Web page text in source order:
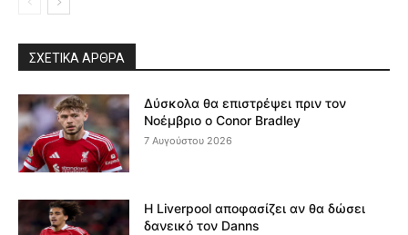
ΣΧΕΤΙΚΆ ΆΡΘΡΑ
Δύσκολα θα επιστρέψει πριν τον
Νοέμβριο ο Conor Bradley
7 Αυγούστου 2026
Η Liverpool αποφασίζει αν θα δώσει
δανεικό τον Danns